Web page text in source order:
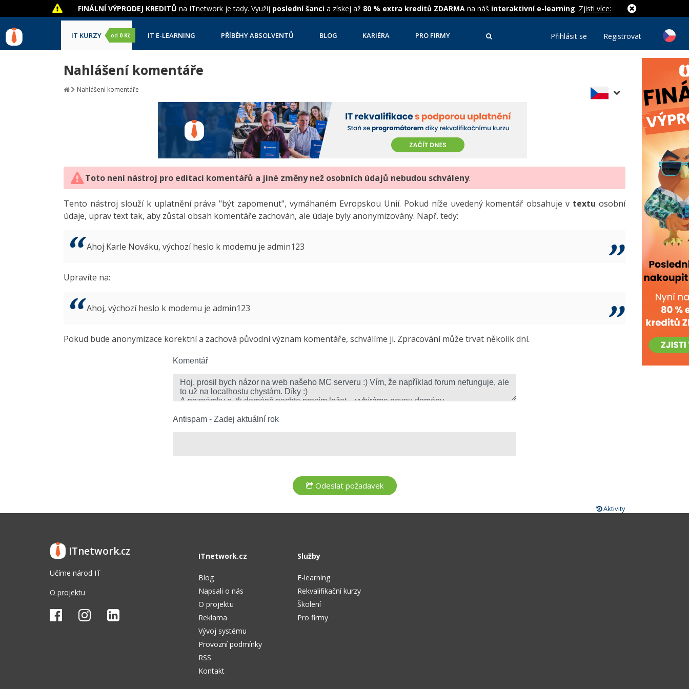
FINÁLNÍ VÝPRODEJ KREDITŮ na ITnetwork je tady. Využij poslední šanci a získej až 80 % extra kreditů ZDARMA na náš interaktivní e-learning. Zjisti více:
IT KURZY od 0 Kč IT E-LEARNING PŘÍBĚHY ABSOLVENTŮ BLOG KARIÉRA PRO FIRMY Přihlásit se Registrovat
Nahlášení komentáře
Nahlášení komentáře
Toto není nástroj pro editaci komentářů a jiné změny než osobních údajů nebudou schváleny.
Tento nástroj slouží k uplatnění práva "být zapomenut", vymáhaném Evropskou Unií. Pokud níže uvedený komentář obsahuje v textu osobní
údaje, uprav text tak, aby zůstal obsah komentáře zachován, ale údaje byly anonymizovány. Např. tedy:
Ahoj Karle Nováku, výchozí heslo k modemu je admin123
Upravíte na:
Ahoj, výchozí heslo k modemu je admin123
Pokud bude anonymizace korektní a zachová původní význam komentáře, schválíme ji. Zpracování může trvat několik dní.
Komentář
Antispam - Zadej aktuální rok
Aktivity
ITnetwork.cz
Učíme národ IT
O projektu
ITnetwork.cz
Blog
Napsali o nás
O projektu
Reklama
Vývoj systému
Provozní podmínky
RSS
Kontakt
Služby
E-learning
Rekvalifikační kurzy
Školení
Pro firmy